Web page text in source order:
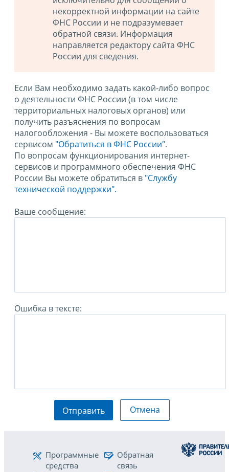
некорректной информации на сайте
ФНС России и не подразумевает
обратной связи. Информация
направляется редактору сайта ФНС
России для сведения.
Если Вам необходимо задать какой-либо вопрос
о деятельности ФНС России (в том числе
территориальных налоговых органов) или
получить разъяснения по вопросам
налогообложения - Вы можете воспользоваться
сервисом "Обратиться в ФНС России".
По вопросам функционирования интернет-
сервисов и программного обеспечения ФНС
России Вы можете обратиться в "Службу
технической поддержки".
Ваше сообщение:
Ошибка в тексте:
Отправить Отмена
Программные
средства
Обратная
связь